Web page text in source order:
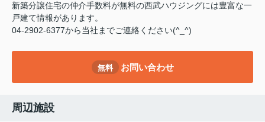
新築分譲住宅の仲介手数料が無料の西武ハウジングには豊富な一
戸建て情報があります。
04-2902-6377から当社までご連絡ください(^_^)
無料 お問い合わせ
周辺施設